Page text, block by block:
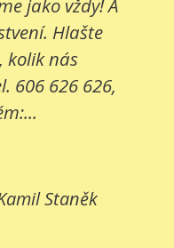
jako vždy! A
Hlašte
kolik nás
606 626 626,
Staněk